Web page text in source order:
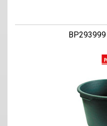
BP293999